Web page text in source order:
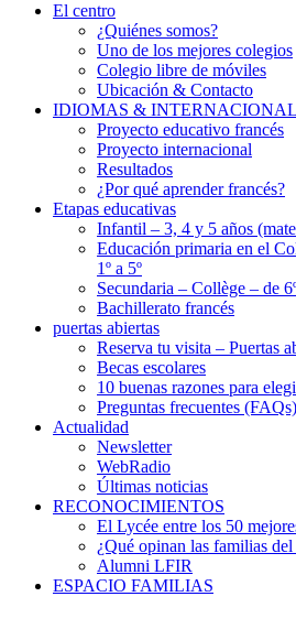
El centro
¿Quiénes somos?
Uno de los mejores colegios
Colegio libre de móviles
Ubicación & Contacto
IDIOMAS & INTERNACIONAL
Proyecto educativo francés
Proyecto internacional
Resultados
¿Por qué aprender francés?
Etapas educativas
Infantil – 3, 4 y 5 años
Educación primaria en el
1º a 5º
Secundaria – Collège – de
Bachillerato francés
puertas abiertas
Reserva tu visita – Puertas
Becas escolares
10 buenas razones para
Preguntas frecuentes (FAQs)
Actualidad
Newsletter
WebRadio
Últimas noticias
RECONOCIMIENTOS
El Lycée entre los 50
¿Qué opinan las familias
Alumni LFIR
ESPACIO FAMILIAS